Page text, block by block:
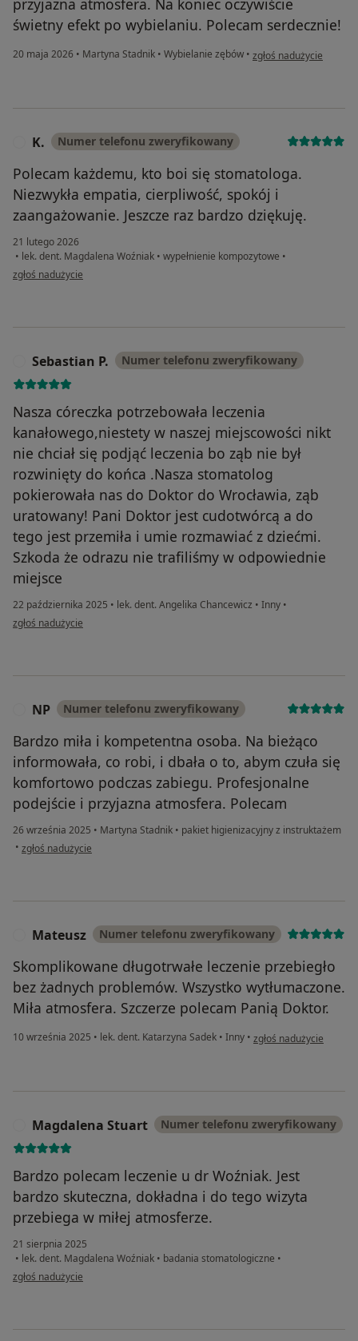
przyjazna atmosfera. Na koniec oczywiście
świetny efekt po wybielaniu. Polecam serdecznie!
20 maja 2026 • Martyna Stadnik • Wybielanie zębów • w opinii użytkownika J.K.
zgłoś nadużycie
K. Numer telefonu zweryfikowany
Polecam każdemu, kto boi się stomatologa.
Niezwykła empatia, cierpliwość, spokój i
zaangażowanie. Jeszcze raz bardzo dziękuję.
21 lutego 2026
• lek. dent. Magdalena Woźniak • wypełnienie kompozytowe •
w opinii użytkownika K.
zgłoś nadużycie
Sebastian P. Numer telefonu zweryfikowany
Nasza córeczka potrzebowała leczenia
kanałowego,niestety w naszej miejscowości nikt
nie chciał się podjąć leczenia bo ząb nie był
rozwinięty do końca .Nasza stomatolog
pokierowała nas do Doktor do Wrocławia, ząb
uratowany! Pani Doktor jest cudotwórcą a do
tego jest przemiła i umie rozmawiać z dziećmi.
Szkoda że odrazu nie trafiliśmy w odpowiednie
miejsce
22 października 2025 • lek. dent. Angelika Chancewicz • Inny •
w opinii użytkownika Sebastian P.
zgłoś nadużycie
NP Numer telefonu zweryfikowany
Bardzo miła i kompetentna osoba. Na bieżąco
informowała, co robi, i dbała o to, abym czuła się
komfortowo podczas zabiegu. Profesjonalne
podejście i przyjazna atmosfera. Polecam
26 września 2025 • Martyna Stadnik • pakiet higienizacyjny z instruktażem
• w opinii użytkownika NP
zgłoś nadużycie
Mateusz Numer telefonu zweryfikowany
Skomplikowane długotrwałe leczenie przebiegło
bez żadnych problemów. Wszystko wytłumaczone.
Miła atmosfera. Szczerze polecam Panią Doktor.
10 września 2025 • lek. dent. Katarzyna Sadek • Inny • w opinii użytkownika
zgłoś nadużycie
Magdalena Stuart Numer telefonu zweryfikowany
Bardzo polecam leczenie u dr Woźniak. Jest
bardzo skuteczna, dokładna i do tego wizyta
przebiega w miłej atmosferze.
21 sierpnia 2025
• lek. dent. Magdalena Woźniak • badania stomatologiczne •
w opinii użytkownika Magdalena Stuart
zgłoś nadużycie